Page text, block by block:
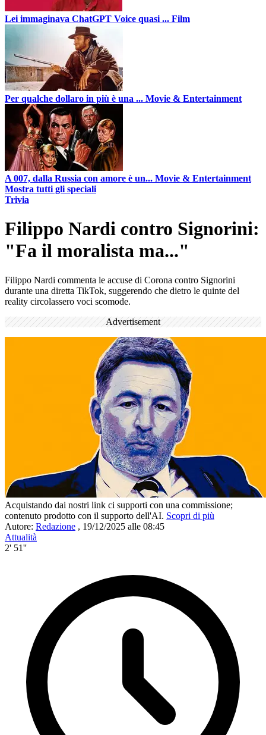
Lei immaginava ChatGPT Voice quasi ... Film
Per qualche dollaro in più è una ... Movie & Entertainment
A 007, dalla Russia con amore è un... Movie & Entertainment
Mostra tutti gli speciali
Trivia
Filippo Nardi contro Signorini:
"Fa il moralista ma..."
Filippo Nardi commenta le accuse di Corona contro Signorini
durante una diretta TikTok, suggerendo che dietro le quinte del
reality circolassero voci scomode.
Advertisement
Acquistando dai nostri link ci supporti con una commissione;
contenuto prodotto con il supporto dell'AI. Scopri di più
Autore: Redazione , 19/12/2025 alle 08:45
Attualità
2' 51''